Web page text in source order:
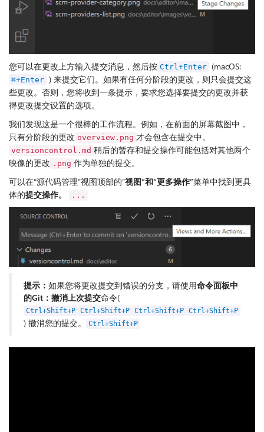
您可以在更改上方输入提交消息，然后按 Ctrl+Enter (macOS:
⌘+Enter ) 来提交它们。如果有任何分阶段的更改，则只会提交这
些更改。否则，您将收到一条提示，要求您选择要提交的更改并获
得更改提交设置的选项。
我们发现这是一个很棒的工作流程。例如，在前面的屏幕截图中，
只有分阶段的更改 overview.png 才会包含在提交中。
versioncontrol.md 稍后的暂存和提交操作可能包括对其他两个
映像的更改 .png 作为单独的提交。
可以在“源代码管理”视图顶部的“视图”和“更多操作”菜单中找到更具
体的提交操作。 ...
提示： 如果您将更改提交到错误的分支，请使用命令面板中
的Git：撤消上次提交命令(
Ctrl+Shift+P Ctrl+Shift+P Ctrl+Shift+P Ctrl+Shift+P
) 撤消您的提交。 Ctrl+Shift+P